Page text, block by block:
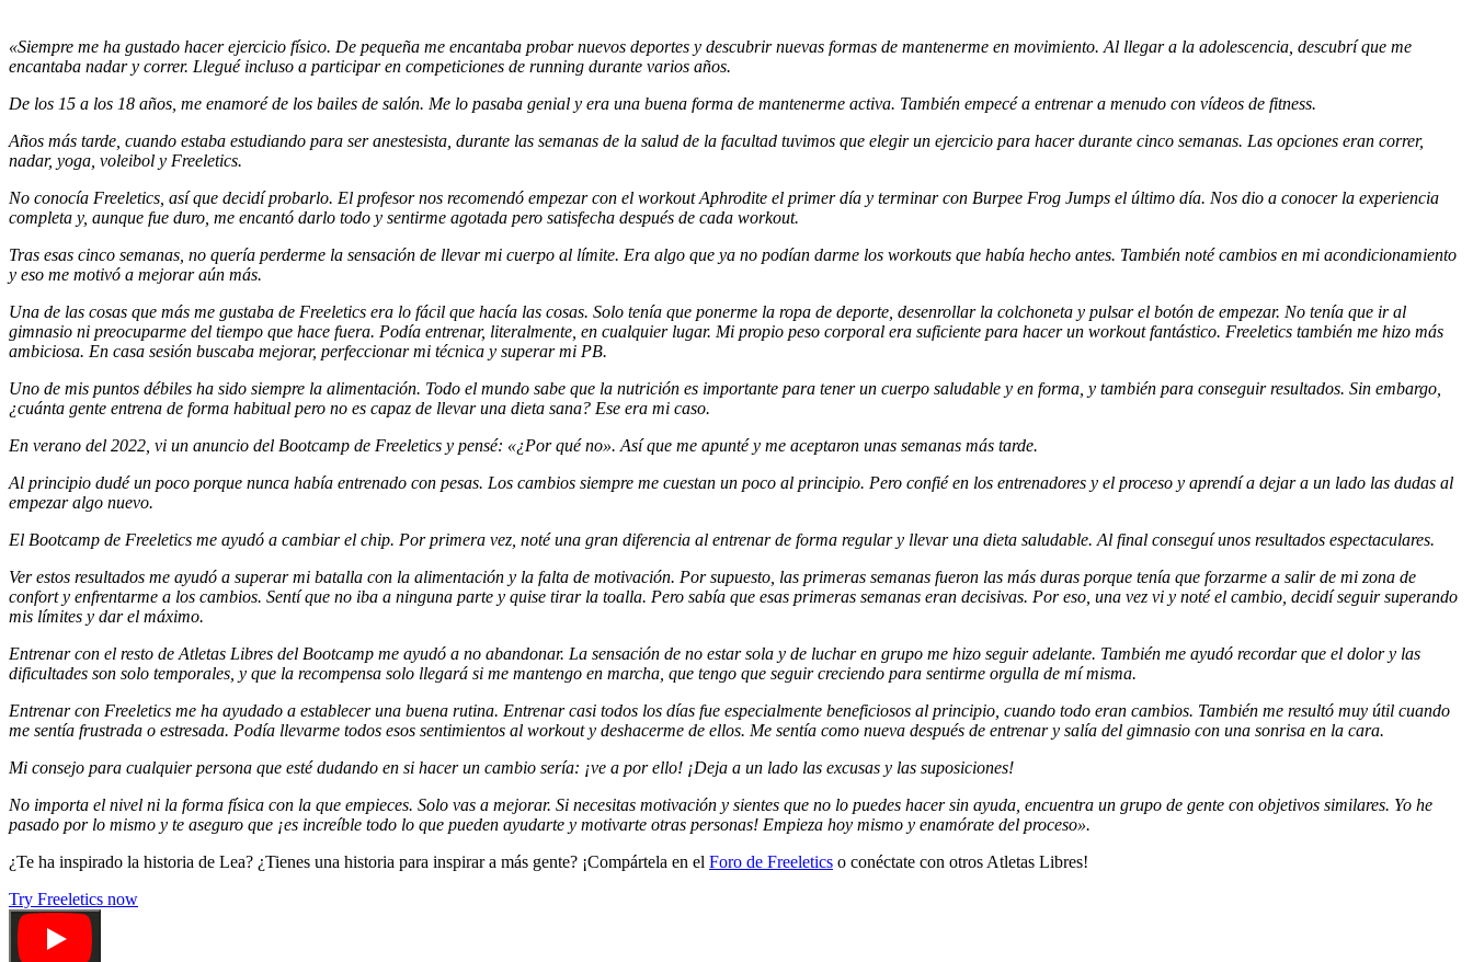
«Siempre me ha gustado hacer ejercicio físico. De pequeña me encantaba probar nuevos deportes y descubrir nuevas formas de mantenerme en movimiento. Al llegar a la adolescencia, descubrí que me
encantaba nadar y correr. Llegué incluso a participar en competiciones de running durante varios años.
De los 15 a los 18 años, me enamoré de los bailes de salón. Me lo pasaba genial y era una buena forma de mantenerme activa. También empecé a entrenar a menudo con vídeos de fitness.
Años más tarde, cuando estaba estudiando para ser anestesista, durante las semanas de la salud de la facultad tuvimos que elegir un ejercicio para hacer durante cinco semanas. Las opciones eran correr,
nadar, yoga, voleibol y Freeletics.
No conocía Freeletics, así que decidí probarlo. El profesor nos recomendó empezar con el workout Aphrodite el primer día y terminar con Burpee Frog Jumps el último día. Nos dio a conocer la experiencia
completa y, aunque fue duro, me encantó darlo todo y sentirme agotada pero satisfecha después de cada workout.
Tras esas cinco semanas, no quería perderme la sensación de llevar mi cuerpo al límite. Era algo que ya no podían darme los workouts que había hecho antes. También noté cambios en mi acondicionamiento
y eso me motivó a mejorar aún más.
Una de las cosas que más me gustaba de Freeletics era lo fácil que hacía las cosas. Solo tenía que ponerme la ropa de deporte, desenrollar la colchoneta y pulsar el botón de empezar. No tenía que ir al
gimnasio ni preocuparme del tiempo que hace fuera. Podía entrenar, literalmente, en cualquier lugar. Mi propio peso corporal era suficiente para hacer un workout fantástico. Freeletics también me hizo más
ambiciosa. En casa sesión buscaba mejorar, perfeccionar mi técnica y superar mi PB.
Uno de mis puntos débiles ha sido siempre la alimentación. Todo el mundo sabe que la nutrición es importante para tener un cuerpo saludable y en forma, y también para conseguir resultados. Sin embargo,
¿cuánta gente entrena de forma habitual pero no es capaz de llevar una dieta sana? Ese era mi caso.
En verano del 2022, vi un anuncio del Bootcamp de Freeletics y pensé: «¿Por qué no». Así que me apunté y me aceptaron unas semanas más tarde.
Al principio dudé un poco porque nunca había entrenado con pesas. Los cambios siempre me cuestan un poco al principio. Pero confié en los entrenadores y el proceso y aprendí a dejar a un lado las dudas al
empezar algo nuevo.
El Bootcamp de Freeletics me ayudó a cambiar el chip. Por primera vez, noté una gran diferencia al entrenar de forma regular y llevar una dieta saludable. Al final conseguí unos resultados espectaculares.
Ver estos resultados me ayudó a superar mi batalla con la alimentación y la falta de motivación. Por supuesto, las primeras semanas fueron las más duras porque tenía que forzarme a salir de mi zona de
confort y enfrentarme a los cambios. Sentí que no iba a ninguna parte y quise tirar la toalla. Pero sabía que esas primeras semanas eran decisivas. Por eso, una vez vi y noté el cambio, decidí seguir superando
mis límites y dar el máximo.
Entrenar con el resto de Atletas Libres del Bootcamp me ayudó a no abandonar. La sensación de no estar sola y de luchar en grupo me hizo seguir adelante. También me ayudó recordar que el dolor y las
dificultades son solo temporales, y que la recompensa solo llegará si me mantengo en marcha, que tengo que seguir creciendo para sentirme orgulla de mí misma.
Entrenar con Freeletics me ha ayudado a establecer una buena rutina. Entrenar casi todos los días fue especialmente beneficiosos al principio, cuando todo eran cambios. También me resultó muy útil cuando
me sentía frustrada o estresada. Podía llevarme todos esos sentimientos al workout y deshacerme de ellos. Me sentía como nueva después de entrenar y salía del gimnasio con una sonrisa en la cara.
Mi consejo para cualquier persona que esté dudando en si hacer un cambio sería: ¡ve a por ello! ¡Deja a un lado las excusas y las suposiciones!
No importa el nivel ni la forma física con la que empieces. Solo vas a mejorar. Si necesitas motivación y sientes que no lo puedes hacer sin ayuda, encuentra un grupo de gente con objetivos similares. Yo he
pasado por lo mismo y te aseguro que ¡es increíble todo lo que pueden ayudarte y motivarte otras personas! Empieza hoy mismo y enamórate del proceso».
¿Te ha inspirado la historia de Lea? ¿Tienes una historia para inspirar a más gente? ¡Compártela en el Foro de Freeletics o conéctate con otros Atletas Libres!
Try Freeletics now